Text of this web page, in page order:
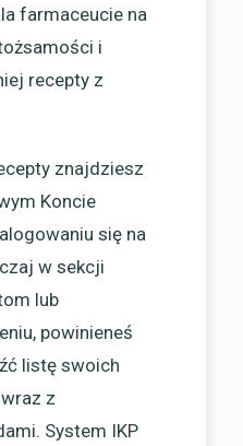
farmaceucie na
i
recepty z
znajdziesz
Koncie
się na
w sekcji
lub
powinieneś
listę swoich
z
System IKP